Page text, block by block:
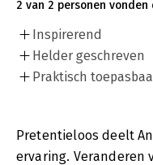
2 van 2 personen
Inspirerend
Helder geschreven
Praktisch
Pretentieloos deelt
ervaring. Veranderen